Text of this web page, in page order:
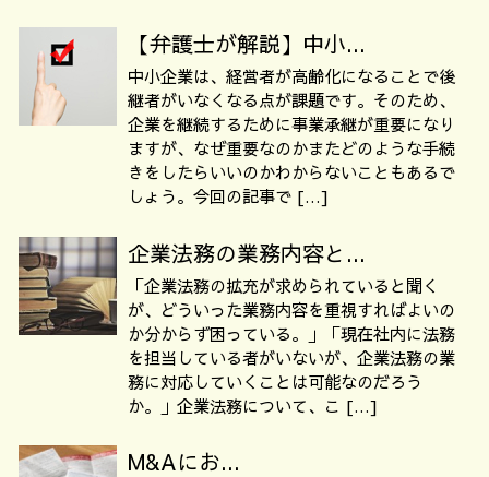
【弁護士が解説】中小...
中小企業は、経営者が高齢化になることで後
継者がいなくなる点が課題です。そのため、
企業を継続するために事業承継が重要になり
ますが、なぜ重要なのかまたどのような手続
きをしたらいいのかわからないこともあるで
しょう。今回の記事で […]
企業法務の業務内容と...
「企業法務の拡充が求められていると聞く
が、どういった業務内容を重視すればよいの
か分からず困っている。」「現在社内に法務
を担当している者がいないが、企業法務の業
務に対応していくことは可能なのだろう
か。」企業法務について、こ […]
M&Aにお...